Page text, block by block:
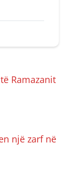
Ramazanit
një zarf në